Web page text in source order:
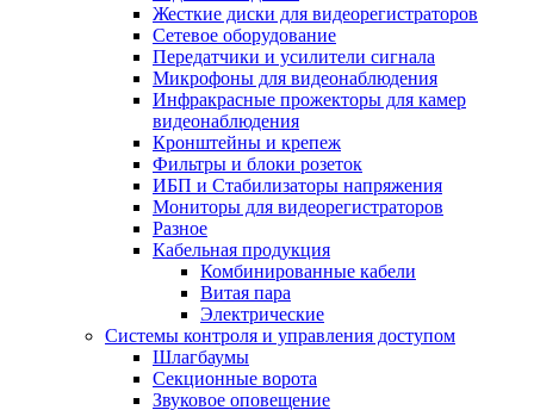
Жесткие диски для видеорегистраторов
Сетевое оборудование
Передатчики и усилители сигнала
Микрофоны для видеонаблюдения
Инфракрасные прожекторы для камер
видеонаблюдения
Кронштейны и крепеж
Фильтры и блоки розеток
ИБП и Стабилизаторы напряжения
Мониторы для видеорегистраторов
Разное
Кабельная продукция
Комбинированные кабели
Витая пара
Электрические
Системы контроля и управления доступом
Шлагбаумы
Секционные ворота
Звуковое оповещение